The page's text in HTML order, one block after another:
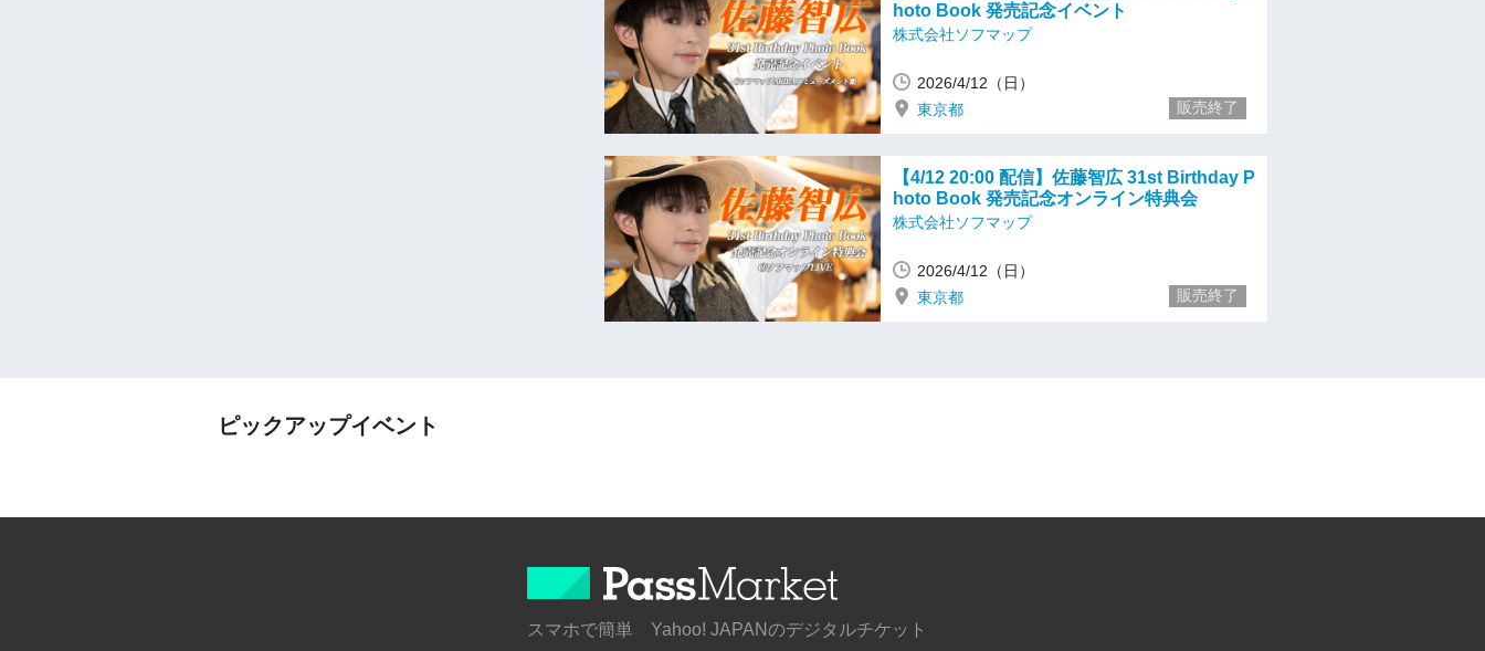
hoto Book 発売記念イベント
株式会社ソフマップ
2026/4/12（日）
東京都
販売終了
【4/12 20:00 配信】佐藤智広 31st Birthday P
hoto Book 発売記念オンライン特典会
株式会社ソフマップ
2026/4/12（日）
東京都
販売終了
ピックアップイベント
スマホで簡単 Yahoo! JAPANのデジタルチケット